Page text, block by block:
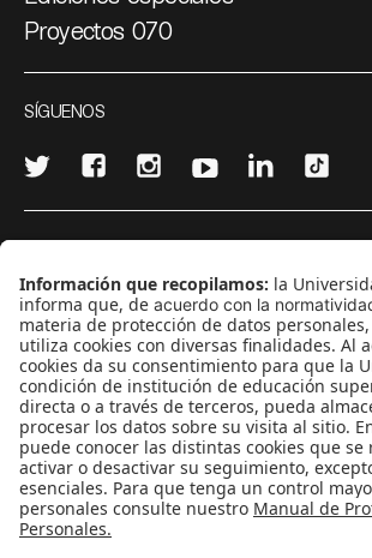
Proyectos 070
SÍGUENOS
CONTÁCTANOS
cerosetenta@uniandes.edu.co
BOGOTÁ, COLOMBIA
NEWSLETTER